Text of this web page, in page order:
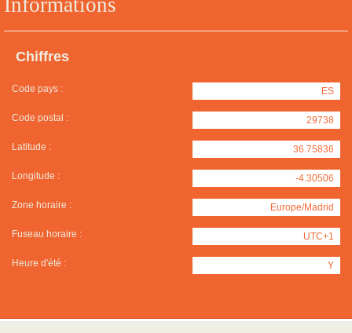
Informations
Chiffres
Code pays : ES
Code postal : 29738
Latitude : 36.75836
Longitude : -4.30506
Zone horaire : Europe/Madrid
Fuseau horaire : UTC+1
Heure d'été : Y